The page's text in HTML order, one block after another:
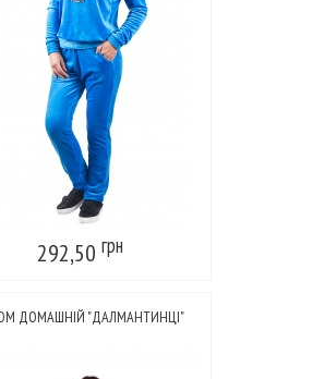
292,50 грн
ДОМАШНІЙ "ДАЛМАНТИНЦІ"